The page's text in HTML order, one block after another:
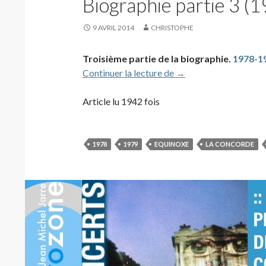
Biographie partie 3
9 AVRIL 2014 CHRISTOPHE
Troisième partie de la biographie. 1978-
Continuer la lecture de Biographie partie 3
→
Article lu 1942 fois
1978 1979 EQUINOXE LA CONCORDE